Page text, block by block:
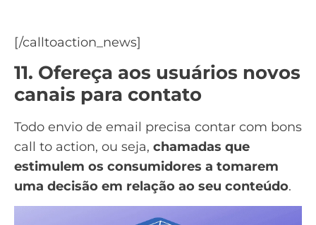
[/calltoaction_news]
11. Ofereça aos usuários novos
canais para contato
Todo envio de email precisa contar com bons
call to action, ou seja, chamadas que
estimulem os consumidores a tomarem
uma decisão em relação ao seu conteúdo.